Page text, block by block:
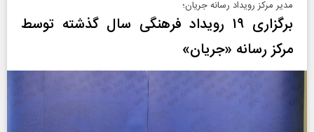
مدیر مرکز رویداد رسانه جریان؛
برگزاری ۱۹ رویداد فرهنگی سال گذشته توسط
مرکز رسانه «جریان»